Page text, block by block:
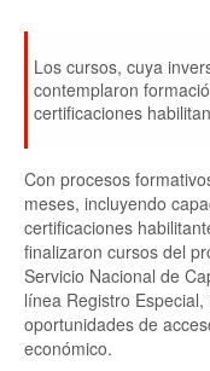
Los cursos, cuya
contemplaron
certificaciones
Con procesos
meses, incluyendo
certificaciones
finalizaron cursos del
Servicio Nacional de
línea Registro
oportunidades de
económico.